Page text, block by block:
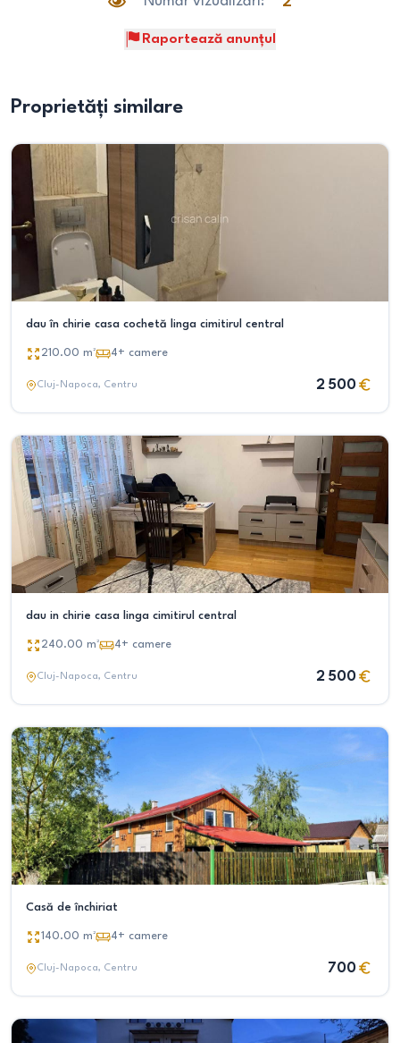
Raportează anunțul
Proprietăți similare
dau în chirie casa cochetă linga cimitirul central
210.00 m² 4+ camere
Cluj-Napoca, Centru 2 500
dau in chirie casa linga cimitirul central
240.00 m² 4+ camere
Cluj-Napoca, Centru 2 500
Casă de închiriat
140.00 m² 4+ camere
Cluj-Napoca, Centru 700